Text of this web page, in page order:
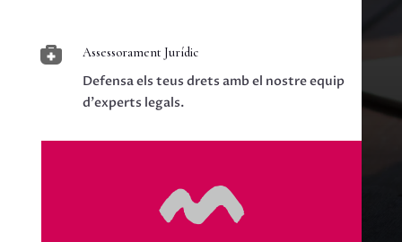
 Assessorament Jurídic
Defensa els teus drets amb el nostre equip
d'experts legals.